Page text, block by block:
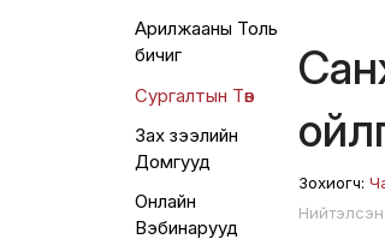
Арилжааны Толь
бичиг
Сургалтын Төв
Зах зээлийн
Домгууд
Онлайн
Вэбинарууд
Зохиогч: